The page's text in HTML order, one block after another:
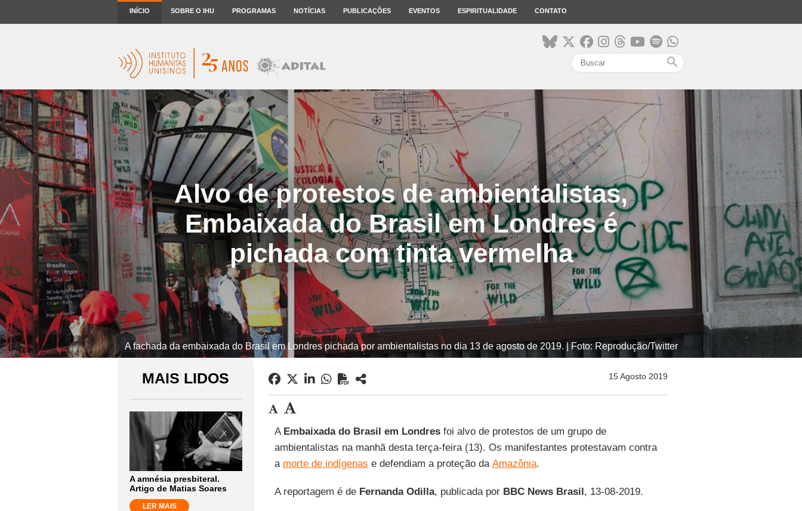
INÍCIO SOBRE O IHU PROGRAMAS NOTÍCIAS PUBLICAÇÕES EVENTOS ESPIRITUALIDADE CONTATO
search
Alvo de protestos de ambientalistas,
Embaixada do Brasil em Londres é
pichada com tinta vermelha
A fachada da embaixada do Brasil em Londres pichada por ambientalistas no dia 13 de agosto de 2019. | Foto: Reprodução/Twitter
MAIS LIDOS
A amnésia presbiteral.
Artigo de Matias Soares
LER MAIS
15 Agosto 2019
A Embaixada do Brasil em Londresfoi alvo de protestos de um grupo de
ambientalistas na manhã desta terça-feira (13). Os manifestantes protestavam contra
a morte de indígenas e defendiam a proteção da Amazônia.
A reportagem é de Fernanda Odilla, publicada por BBC News Brasil, 13-08-2019.